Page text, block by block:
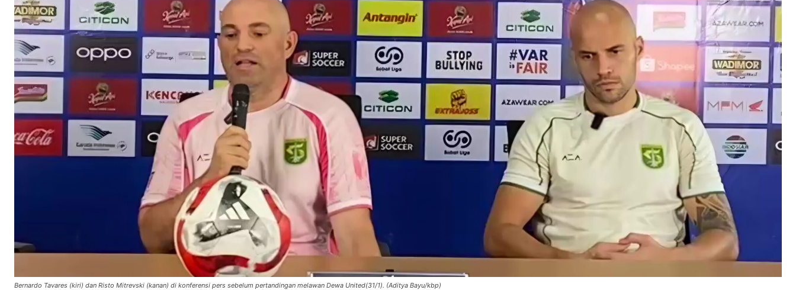
Bernardo Tavares (kiri) dan Risto Mitrevski (kanan) di konferensi pers sebelum pertandingan melawan Dewa United(31/1). (Aditya Bayu/kbp)